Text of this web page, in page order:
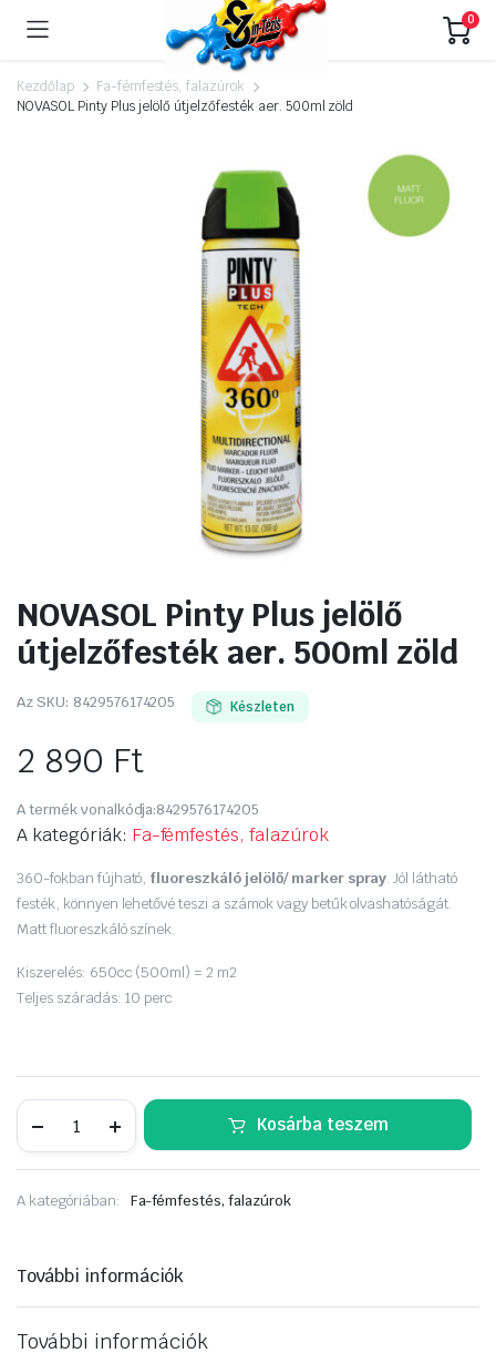
0
Kezdőlap
Fa-fémfestés, falazúrok
NOVASOL Pinty Plus jelölő útjelzőfesték aer. 500ml zöld
NOVASOL Pinty Plus jelölő
útjelzőfesték aer. 500ml zöld
Az SKU: 8429576174205 Készleten
2 890 Ft
A termék vonalkódja:8429576174205
A kategóriák: Fa-fémfestés, falazúrok
360-fokban fújható, fluoreszkáló jelölő/ marker spray. Jól látható
festék, könnyen lehetővé teszi a számok vagy betűk olvashatóságát.
Matt fluoreszkáló színek.
Kiszerelés: 650cc (500ml) = 2 m2
Teljes száradás: 10 perc
Pinty
jelölő
aer.
Kosárba teszem
A kategóriában: Fa-fémfestés, falazúrok
További információk
További információk